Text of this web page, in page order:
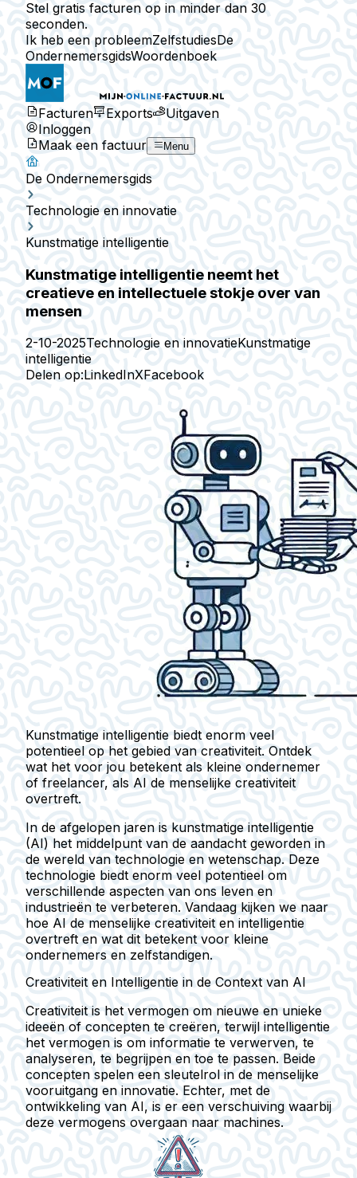
Stel gratis facturen op in minder dan 30
seconden.
Ik heb een probleemZelfstudiesDe
OndernemersgidsWoordenboek
Facturen Exports
Uitgaven
Inloggen
Maak een factuur
Menu
De Ondernemersgids
Technologie en innovatie
Kunstmatige intelligentie
Kunstmatige intelligentie neemt het
creatieve en intellectuele stokje over van
mensen
2-10-2025Technologie en innovatieKunstmatige
intelligentie
Delen op:LinkedInXFacebook
Kunstmatige intelligentie biedt enorm veel
potentieel op het gebied van creativiteit. Ontdek
wat het voor jou betekent als kleine ondernemer
of freelancer, als AI de menselijke creativiteit
overtreft.
In de afgelopen jaren is kunstmatige intelligentie
(AI) het middelpunt van de aandacht geworden in
de wereld van technologie en wetenschap. Deze
technologie biedt enorm veel potentieel om
verschillende aspecten van ons leven en
industrieën te verbeteren. Vandaag kijken we naar
hoe AI de menselijke creativiteit en intelligentie
overtreft en wat dit betekent voor kleine
ondernemers en zelfstandigen.
Creativiteit en Intelligentie in de Context van AI
Creativiteit is het vermogen om nieuwe en unieke
ideeën of concepten te creëren, terwijl intelligentie
het vermogen is om informatie te verwerven, te
analyseren, te begrijpen en toe te passen. Beide
concepten spelen een sleutelrol in de menselijke
vooruitgang en innovatie. Echter, met de
ontwikkeling van AI, is er een verschuiving waarbij
deze vermogens overgaan naar machines.